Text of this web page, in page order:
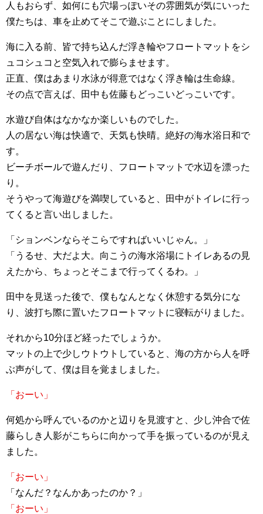
人もおらず、如何にも穴場っぽいその雰囲気が気にいった
僕たちは、車を止めてそこで遊ぶことにしました。
海に入る前、皆で持ち込んだ浮き輪やフロートマットをシ
ュコシュコと空気入れで膨らませます。
正直、僕はあまり水泳が得意ではなく浮き輪は生命線。
その点で言えば、田中も佐藤もどっこいどっこいです。
水遊び自体はなかなか楽しいものでした。
人の居ない海は快適で、天気も快晴。絶好の海水浴日和で
す。
ビーチボールで遊んだり、フロートマットで水辺を漂った
り。
そうやって海遊びを満喫していると、田中がトイレに行っ
てくると言い出しました。
「ションベンならそこらですればいいじゃん。」
「うるせ、大だよ大。向こうの海水浴場にトイレあるの見
えたから、ちょっとそこまで行ってくるわ。」
田中を見送った後で、僕もなんとなく休憩する気分にな
り、波打ち際に置いたフロートマットに寝転がりました。
それから10分ほど経ったでしょうか。
マットの上で少しウトウトしていると、海の方から人を呼
ぶ声がして、僕は目を覚ましました。
「おーい」
何処から呼んでいるのかと辺りを見渡すと、少し沖合で佐
藤らしき人影がこちらに向かって手を振っているのが見え
ました。
「おーい」
「なんだ？なんかあったのか？」
「おーい」